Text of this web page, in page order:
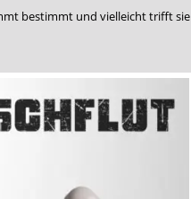
bestimmt und vielleicht trifft sie